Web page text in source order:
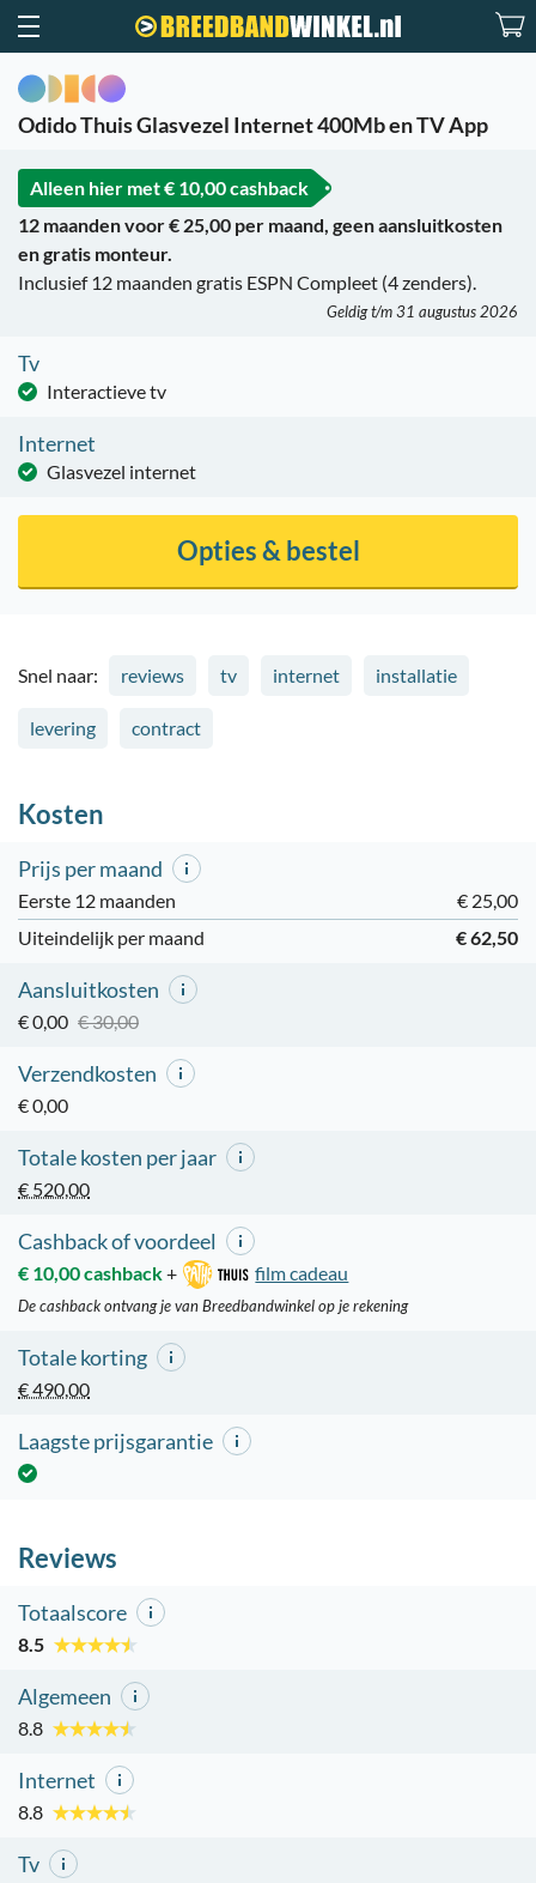
Odido Thuis Glasvezel Internet 400Mb en TV App
Alleen hier met€ 10,00 cashback
12 maanden voor € 25,00 per maand, geen aansluitkosten
en gratis monteur.
Inclusief 12 maanden gratis ESPN Compleet (4 zenders).
Geldig t/m 31 augustus 2026
Tv
Interactieve tv
Internet
Glasvezel internet
Opties & bestel
Snel naar: reviews tv internet installatie
levering contract
Kosten
Prijs per maand
Eerste 12 maanden
€ 25,00
Uiteindelijk per maand
€ 62,50
Aansluitkosten
€ 0,00 € 30,00
Verzendkosten
€ 0,00
Totale kosten per jaar
€ 520,00
Cashback of voordeel
€ 10,00 cashback+ film cadeau
De cashback ontvang je van Breedbandwinkel op je rekening
Totale korting
€ 490,00
Laagste prijsgarantie
Reviews
Totaalscore
8.5
Algemeen
8.8
Internet
8.8
Tv